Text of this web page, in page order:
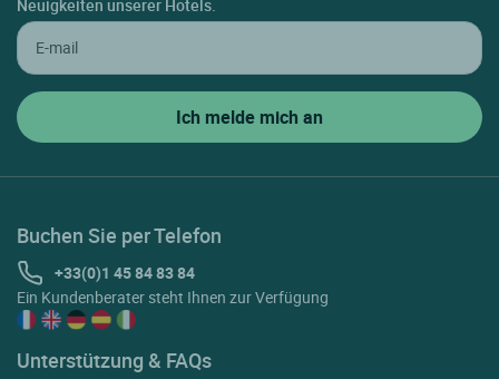
Neuigkeiten unserer Hotels.
Buchen Sie per Telefon
+33(0)1 45 84 83 84
Ein Kundenberater steht Ihnen zur Verfügung
Unterstützung & FAQs